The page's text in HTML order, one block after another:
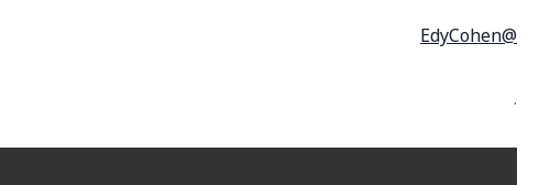
@EdyCohen
.